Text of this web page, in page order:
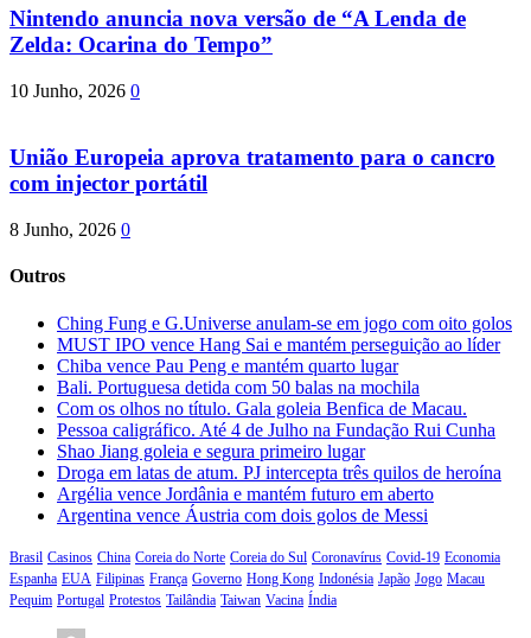
Nintendo anuncia nova versão de “A Lenda de
Zelda: Ocarina do Tempo”
10 Junho, 2026 0
União Europeia aprova tratamento para o cancro
com injector portátil
8 Junho, 2026 0
Outros
Ching Fung e G.Universe anulam-se em jogo com oito golos
MUST IPO vence Hang Sai e mantém perseguição ao líder
Chiba vence Pau Peng e mantém quarto lugar
Bali. Portuguesa detida com 50 balas na mochila
Com os olhos no título. Gala goleia Benfica de Macau.
Pessoa caligráfico. Até 4 de Julho na Fundação Rui Cunha
Shao Jiang goleia e segura primeiro lugar
Droga em latas de atum. PJ intercepta três quilos de heroína
Argélia vence Jordânia e mantém futuro em aberto
Argentina vence Áustria com dois golos de Messi
Brasil Casinos China Coreia do Norte Coreia do Sul Coronavírus Covid-19 Economia
Espanha EUA Filipinas França Governo Hong Kong Indonésia Japão Jogo Macau
Pequim Portugal Protestos Tailândia Taiwan Vacina Índia